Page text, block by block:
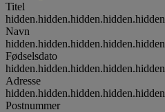
Titel
hidden.hidden.hidden.hidden.hidden
Navn
hidden.hidden.hidden.hidden.hidden
Fødselsdato
hidden.hidden.hidden.hidden.hidden
Adresse
hidden.hidden.hidden.hidden.hidden
Postnummer